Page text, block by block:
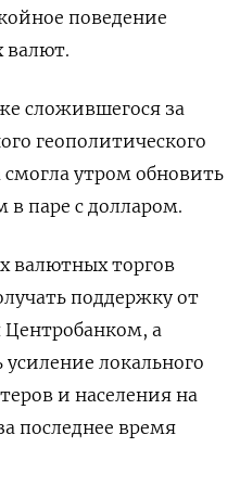
поведение
валют.
сложившегося за
геополитического
утром обновить
паре с долларом.
валютных торгов
поддержку от
а
локального
и населения на
последнее время